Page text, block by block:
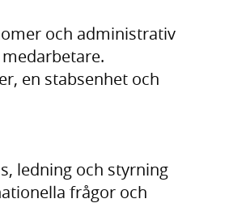
och administrativ
en stabsenhet och
ledning och styrning
frågor och